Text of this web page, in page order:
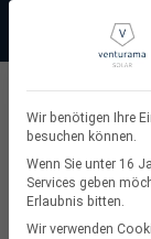
springen
+49
Suchen
nach:
Wir benötigen Ihre
besuchen können.
Wenn Sie unter 16
Services geben
Erlaubnis bitten.
Wir verwenden